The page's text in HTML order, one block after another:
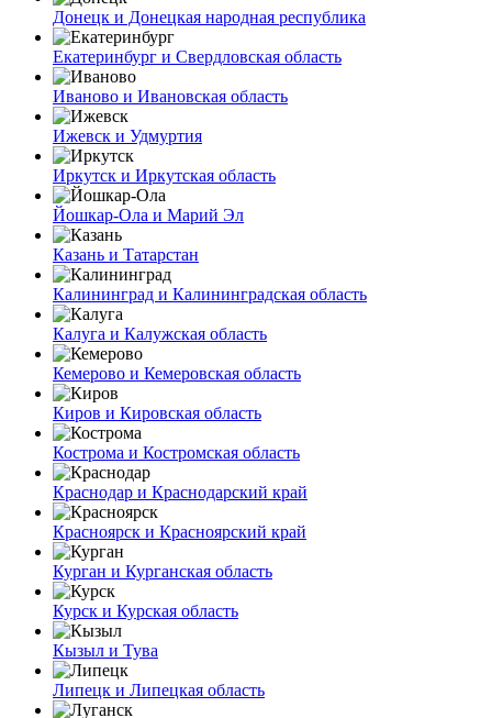
Донецк и Донецкая народная республика
Екатеринбург и Свердловская область
Иваново и Ивановская область
Ижевск и Удмуртия
Иркутск и Иркутская область
Йошкар-Ола и Марий Эл
Казань и Татарстан
Калининград и Калининградская область
Калуга и Калужская область
Кемерово и Кемеровская область
Киров и Кировская область
Кострома и Костромская область
Краснодар и Краснодарский край
Красноярск и Красноярский край
Курган и Курганская область
Курск и Курская область
Кызыл и Тува
Липецк и Липецкая область